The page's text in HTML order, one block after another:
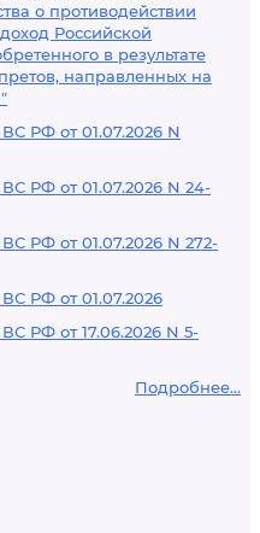
о противодействии
Российской
в результате
направленных на
РФ от 01.07.2026 N
РФ от 01.07.2026 N 24-
РФ от 01.07.2026 N 272-
РФ от 01.07.2026
РФ от 17.06.2026 N 5-
Подробнее...